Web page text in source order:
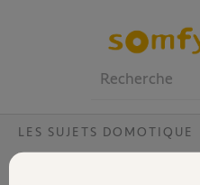
Volet
LES SUJETS DOMOTIQUE
Probleme